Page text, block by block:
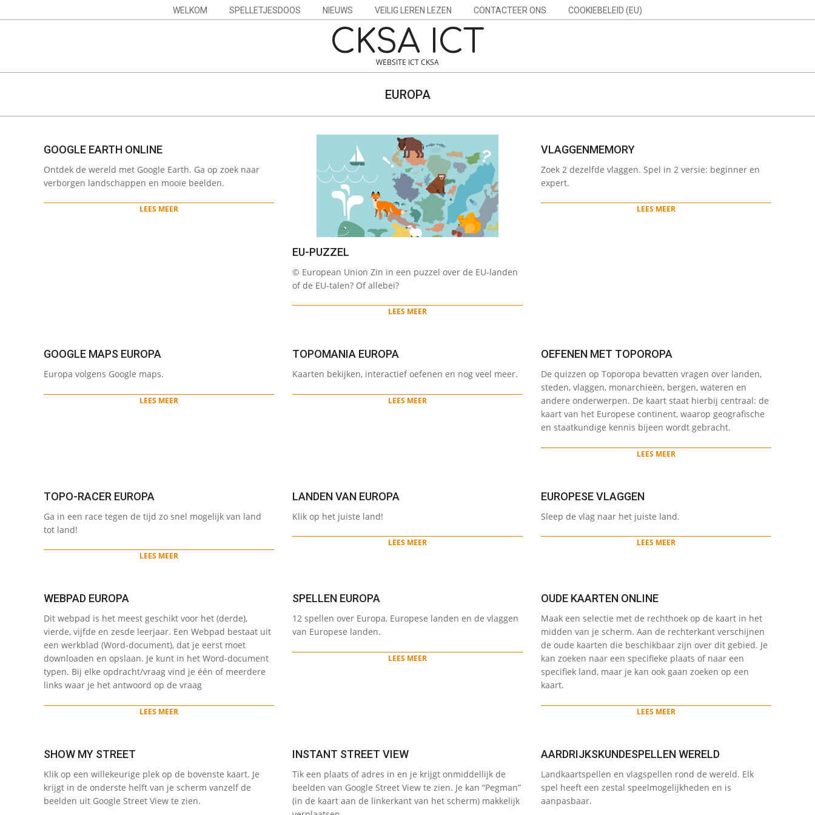
to
Menu
WELKOM SPELLETJESDOOS NIEUWS VEILIG LEREN LEZEN CONTACTEER ONS COOKIEBELEID (EU)
CKSA ICT
WEBSITE ICT CKSA
EUROPA
GOOGLE EARTH ONLINE
02-
02
Ontdek de wereld met Google Earth. Ga op zoek naar
verborgen landschappen en mooie beelden.
LEES MEER
EU-PUZZEL
05-
31
© European Union Zin in een puzzel over de EU-landen
of de EU-talen? Of allebei?
LEES MEER
VLAGGENMEMORY
05-
31
Zoek 2 dezelfde vlaggen. Spel in 2 versie: beginner en
expert.
LEES MEER
GOOGLE MAPS EUROPA
05-
12
Europa volgens Google maps.
LEES MEER
TOPOMANIA EUROPA
05-
12
Kaarten bekijken, interactief oefenen en nog veel meer.
LEES MEER
OEFENEN MET TOPOROPA
05-
12
De quizzen op Toporopa bevatten vragen over landen,
steden, vlaggen, monarchieën, bergen, wateren en
andere onderwerpen. De kaart staat hierbij centraal: de
kaart van het Europese continent, waarop geografische
en staatkundige kennis bijeen wordt gebracht.
LEES MEER
TOPO-RACER EUROPA
05-
12
Ga in een race tegen de tijd zo snel mogelijk van land
tot land!
LEES MEER
LANDEN VAN EUROPA
05-
12
Klik op het juiste land!
LEES MEER
EUROPESE VLAGGEN
05-
12
Sleep de vlag naar het juiste land.
LEES MEER
WEBPAD EUROPA
05-
12
Dit webpad is het meest geschikt voor het (derde),
vierde, vijfde en zesde leerjaar. Een Webpad bestaat uit
een werkblad (Word-document), dat je eerst moet
downloaden en opslaan. Je kunt in het Word-document
typen. Bij elke opdracht/vraag vind je één of meerdere
links waar je het antwoord op de vraag
LEES MEER
SPELLEN EUROPA
05-
12
12 spellen over Europa, Europese landen en de vlaggen
van Europese landen.
LEES MEER
OUDE KAARTEN ONLINE
05-
12
Maak een selectie met de rechthoek op de kaart in het
midden van je scherm. Aan de rechterkant verschijnen
de oude kaarten die beschikbaar zijn over dit gebied. Je
kan zoeken naar een specifieke plaats of naar een
specifiek land, maar je kan ook gaan zoeken op een
kaart.
LEES MEER
SHOW MY STREET
05-
12
Klik op een willekeurige plek op de bovenste kaart. Je
krijgt in de onderste helft van je scherm vanzelf de
beelden uit Google Street View te zien.
INSTANT STREET VIEW
05-
12
Tik een plaats of adres in en je krijgt onmiddellijk de
beelden van Google Street View te zien. Je kan “Pegman”
(in de kaart aan de linkerkant van het scherm) makkelijk
AARDRIJKSKUNDESPELLEN WERELD
05-
12
Landkaartspellen en vlagspellen rond de wereld. Elk
spel heeft een zestal speelmogelijkheden en is
aanpasbaar.